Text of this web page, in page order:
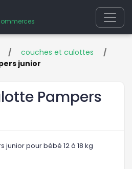
/ couches et culottes
/
junior
Pampers
pour bébé 12 à 18 kg